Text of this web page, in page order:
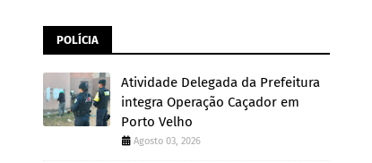
POLÍCIA
Atividade Delegada da Prefeitura
integra Operação Caçador em
Porto Velho
Agosto 03, 2026